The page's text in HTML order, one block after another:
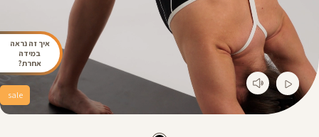
איך זה נראה
במידה
אחרת?
sale